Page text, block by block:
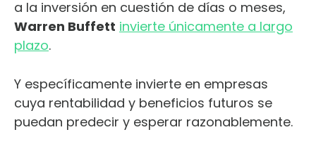
a la inversión en cuestión de días o meses,
Warren Buffett invierte únicamente a largo
plazo.
Y específicamente invierte en empresas
cuya rentabilidad y beneficios futuros se
puedan predecir y esperar razonablemente.